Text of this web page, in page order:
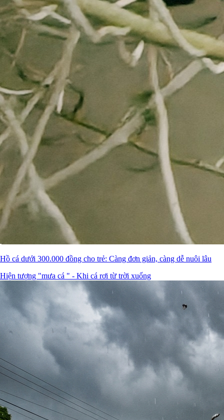
Hồ cá dưới 300.000 đồng cho trẻ: Càng đơn giản, càng dễ nuôi lâu
Hiện tượng "mưa cá " - Khi cá rơi từ trời xuống